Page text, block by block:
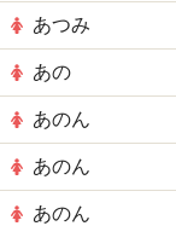
あつみ
あの
あのん
あのん
あのん